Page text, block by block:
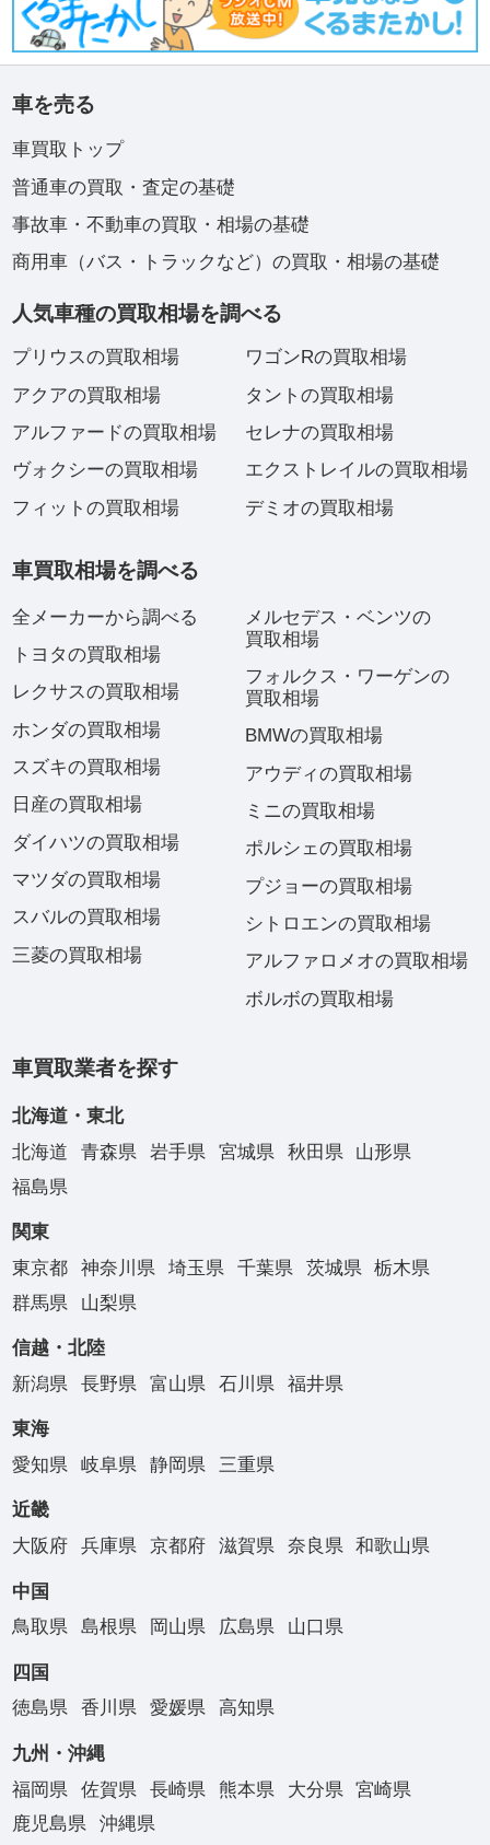
車を売る
車買取トップ
普通車の買取・査定の基礎
事故車・不動車の買取・相場の基礎
商用車（バス・トラックなど）の買取・相場の基礎
人気車種の買取相場を調べる
プリウスの買取相場
アクアの買取相場
アルファードの買取相場
ヴォクシーの買取相場
フィットの買取相場
ワゴンRの買取相場
タントの買取相場
セレナの買取相場
エクストレイルの買取相場
デミオの買取相場
車買取相場を調べる
全メーカーから調べる
トヨタの買取相場
レクサスの買取相場
ホンダの買取相場
スズキの買取相場
日産の買取相場
ダイハツの買取相場
マツダの買取相場
スバルの買取相場
三菱の買取相場
メルセデス・ベンツの
買取相場
フォルクス・ワーゲンの
買取相場
BMWの買取相場
アウディの買取相場
ミニの買取相場
ポルシェの買取相場
プジョーの買取相場
シトロエンの買取相場
アルファロメオの買取相場
ボルボの買取相場
車買取業者を探す
北海道・東北
北海道
青森県 岩手県 宮城県 秋田県
山形県
福島県
関東
東京都
神奈川県 埼玉県 千葉県 茨城県
栃木県
群馬県
山梨県
信越・北陸
新潟県
長野県 富山県 石川県 福井県
東海
愛知県
岐阜県 静岡県 三重県
近畿
大阪府
兵庫県 京都府 滋賀県 奈良県 和歌山県
中国
鳥取県
島根県 岡山県 広島県 山口県
四国
徳島県
香川県 愛媛県 高知県
九州・沖縄
福岡県
佐賀県 長崎県 熊本県 大分県
宮崎県
鹿児島県
沖縄県